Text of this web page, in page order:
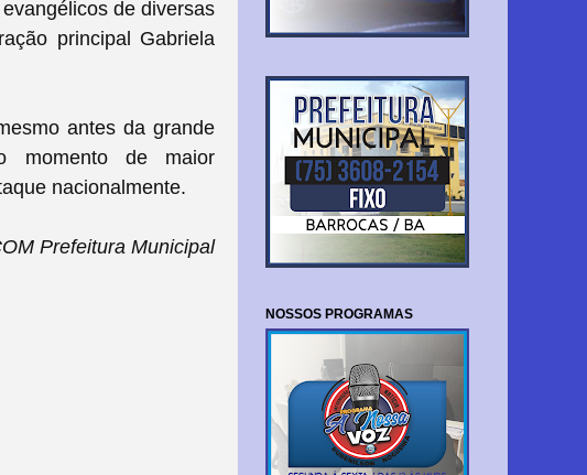
de diversas
principal Gabriela
antes da grande
momento de maior
nacionalmente.
Prefeitura Municipal
NOSSOS PROGRAMAS